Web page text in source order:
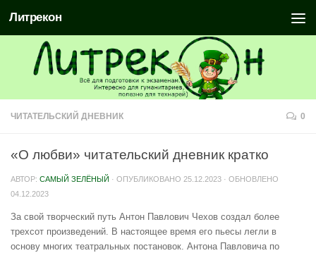
Литрекон
ЧИТАТЕЛЬСКИЙ ДНЕВНИК 0
«О любви» читательский дневник кратко
АВТОР: САМЫЙ ЗЕЛЁНЫЙ · ОПУБЛИКОВАНО 25.12.2023 · ОБНОВЛЕНО
04.12.2023
За свой творческий путь Антон Павлович Чехов создал более
трехсот произведений. В настоящее время его пьесы легли в
основу многих театральных постановок. Антона Павловича по